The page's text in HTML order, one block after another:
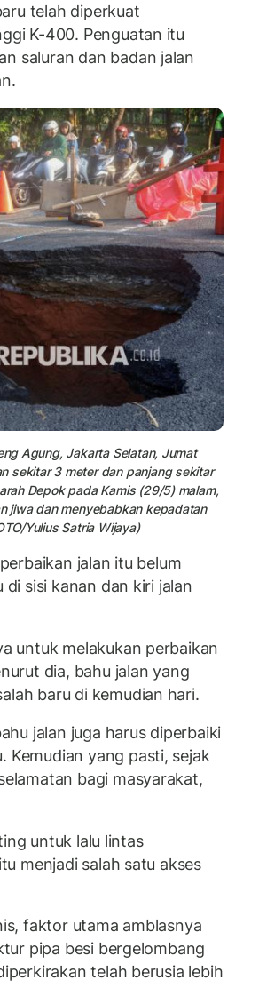
telah diperkuat
K-400. Penguatan itu
saluran dan badan jalan
Agung, Jakarta Selatan, Jumat
sekitar 3 meter dan panjang sekitar
Depok pada Kamis (29/5) malam,
jiwa dan menyebabkan kepadatan
Yulius Satria Wijaya)
jalan itu belum
di sisi kanan dan kiri jalan
untuk melakukan perbaikan
dia, bahu jalan yang
baru di kemudian hari.
jalan juga harus diperbaiki
Kemudian yang pasti, sejak
bagi masyarakat,
untuk lalu lintas
menjadi salah satu akses
faktor utama amblasnya
pipa besi bergelombang
telah berusia lebih